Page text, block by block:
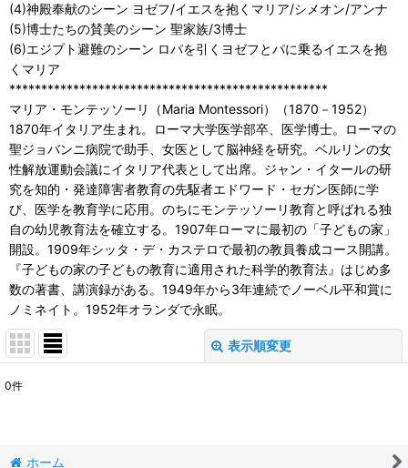
(4)神殿奉献のシーン ヨゼフ/イエスを抱くマリア/シメオン/アンナ
(5)博士たちの賛美のシーン 聖家族/3博士
(6)エジプト避難のシーン ロパを引くヨゼフとパに乗るイエスを抱
くマリア
**************************************************
マリア・モンテッソーリ（Maria Montessori）（1870－1952）
1870年イタリア生まれ。ローマ大学医学部卒、医学博士。ローマの
聖ジョバンニ病院で助手、女医として脳神経を研究。ベルリンの女
性解放運動会議にイタリア代表として出席。ジャン・イタールの研
究を知的・発達障害者教育の先駆者エドワード・セガン医師に学
び、医学を教育学に応用。のちにモンテッソーリ教育と呼ばれる独
自の幼児教育法を確立する。1907年ローマに最初の「子どもの家」
開設。1909年シッタ・デ・カステロで最初の教員養成コース開講。
『子どもの家の子どもの教育に適用された科学的教育法』はじめ多
数の著書、講演録がある。1949年から3年連続でノーベル平和賞に
ノミネイト。1952年オランダで永眠。
表示順変更
0件
ホーム